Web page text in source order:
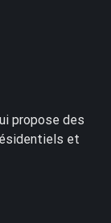
propose des
et